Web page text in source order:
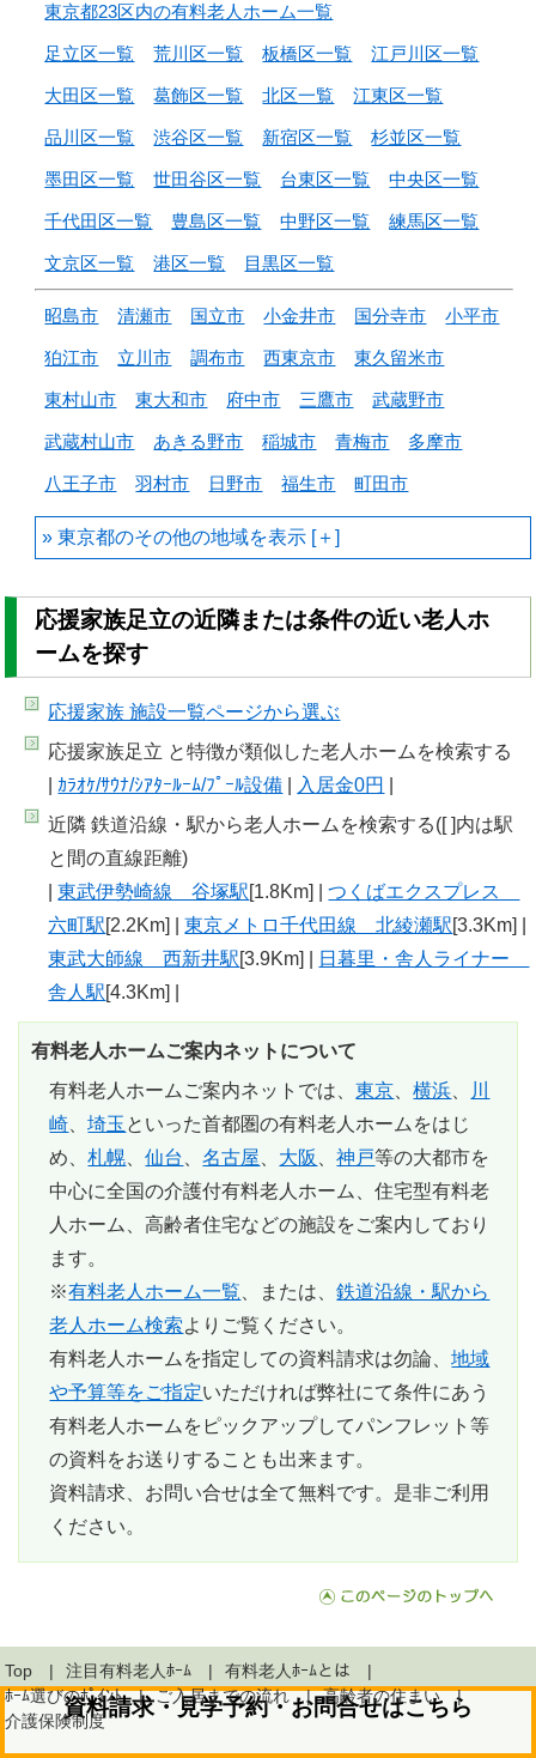
資料請求・見学予約・お問合せはこちら
東京都23区内の有料老人ホーム一覧
足立区一覧 荒川区一覧 板橋区一覧 江戸川区一覧
大田区一覧 葛飾区一覧 北区一覧 江東区一覧
品川区一覧 渋谷区一覧 新宿区一覧 杉並区一覧
墨田区一覧 世田谷区一覧 台東区一覧 中央区一覧
千代田区一覧 豊島区一覧 中野区一覧 練馬区一覧
文京区一覧 港区一覧 目黒区一覧
昭島市 清瀬市 国立市 小金井市 国分寺市 小平市
狛江市 立川市 調布市 西東京市 東久留米市
東村山市 東大和市 府中市 三鷹市 武蔵野市
武蔵村山市 あきる野市 稲城市 青梅市 多摩市
八王子市 羽村市 日野市 福生市 町田市
東京都のその他の地域を
応援家族足立の近隣または条件の近い老人ホ
ームを探す
応援家族 施設一覧ページから選ぶ
応援家族足立 と特徴が類似した老人ホームを検索する
ｶﾗｵｹ/ｻｳﾅ/ｼｱﾀｰﾙｰﾑ/ﾌﾟｰﾙ設備 入居金0円
近隣 鉄道沿線・駅から老人ホームを検索する([ ]内は駅
と間の直線距離)
|東武伊勢崎線 谷塚駅[1.8Km] |つくばエクスプレス
六町駅[2.2Km] |東京メトロ千代田線 北綾瀬駅[3.3Km] |
東武大師線 西新井駅[3.9Km] |
日暮里・舎人ライナー
舎人駅[4.3Km] |
有料老人ホームご案内ネットについて
有料老人ホームご案内ネットでは、東京 、横浜
川
崎 、埼玉 といった首都圏の有料老人ホームをはじ
め、札幌 、仙台 、名古屋 大阪 、神戸等の大都市を
中心に全国の介護付有料老人ホーム、住宅型有料老
人ホーム、高齢者住宅などの施設をご案内しており
ます。
※有料老人ホーム一覧 、または、鉄道沿線・駅から
老人ホーム検索よりご覧ください。
有料老人ホームを指定しての資料請求は勿論、地域
や予算等をご指定いただければ弊社にて条件にあう
有料老人ホームをピックアップしてパンフレット等
の資料をお送りすることも出来ます。
資料請求、お問い合せは全て無料です。是非ご利用
ください。
Top 注目有料老人ﾎｰﾑ
有料老人ﾎｰﾑとは
ﾎｰﾑ選びのﾎﾟｲﾝﾄ
ご入居までの流れ
高齢者の住まい
介護保険制度